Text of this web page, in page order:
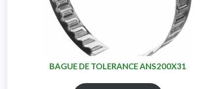
BAGUE DE TOLERANCE ANS200X31